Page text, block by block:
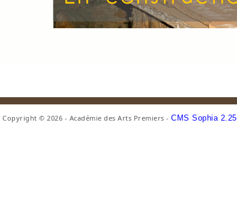
Copyright © 2026 - Académie des Arts Premiers -CMS Sophia 2.25